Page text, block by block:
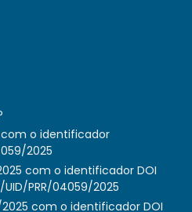
o identificador
2025
com o identificador DOI
PRR/04059/2025
com o identificador DOI